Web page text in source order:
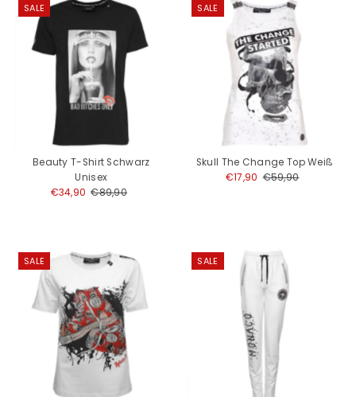
SALE
Beauty T-Shirt Schwarz
Unisex
Angebotspreis
€34,90 Regulärer
€89,90
SALE
Skull The Change Top Weiß
Angebotspreis
€17,90 Regulärer
€59,90
SALE SALE